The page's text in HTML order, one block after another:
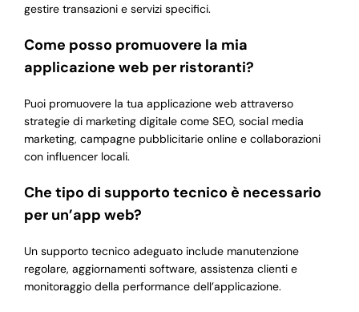
gestire transazioni e servizi specifici.
Come posso promuovere la mia
applicazione web per ristoranti?
Puoi promuovere la tua applicazione web attraverso
strategie di marketing digitale come SEO, social media
marketing, campagne pubblicitarie online e collaborazioni
con influencer locali.
Che tipo di supporto tecnico è necessario
per un’app web?
Un supporto tecnico adeguato include manutenzione
regolare, aggiornamenti software, assistenza clienti e
monitoraggio della performance dell’applicazione.